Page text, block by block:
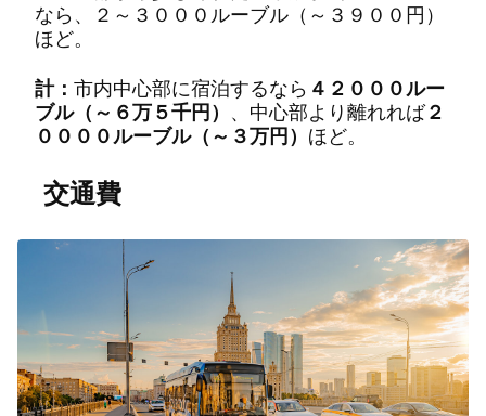
なら、２～３０００ルーブル（～３９００円）
ほど。
計： 市内中心部に宿泊するなら ４２０００ルー
ブル（～６万５千円） 、中心部より離れれば２
００００ルーブル（～３万円） ほど。
交通費